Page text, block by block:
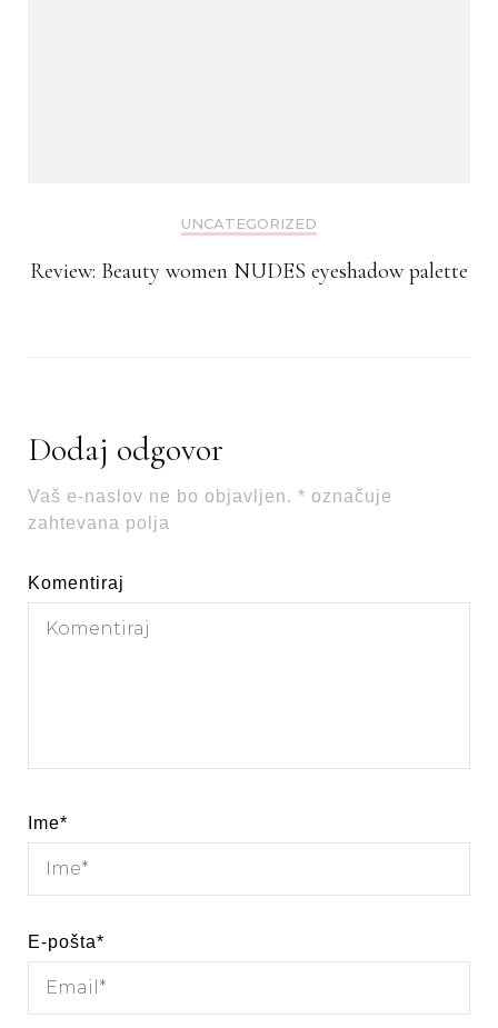
UNCATEGORIZED
Review: Beauty women NUDES eyeshadow palette
Dodaj odgovor
Vaš e-naslov ne bo objavljen. * označuje
zahtevana polja
Komentiraj
Ime*
E-pošta*